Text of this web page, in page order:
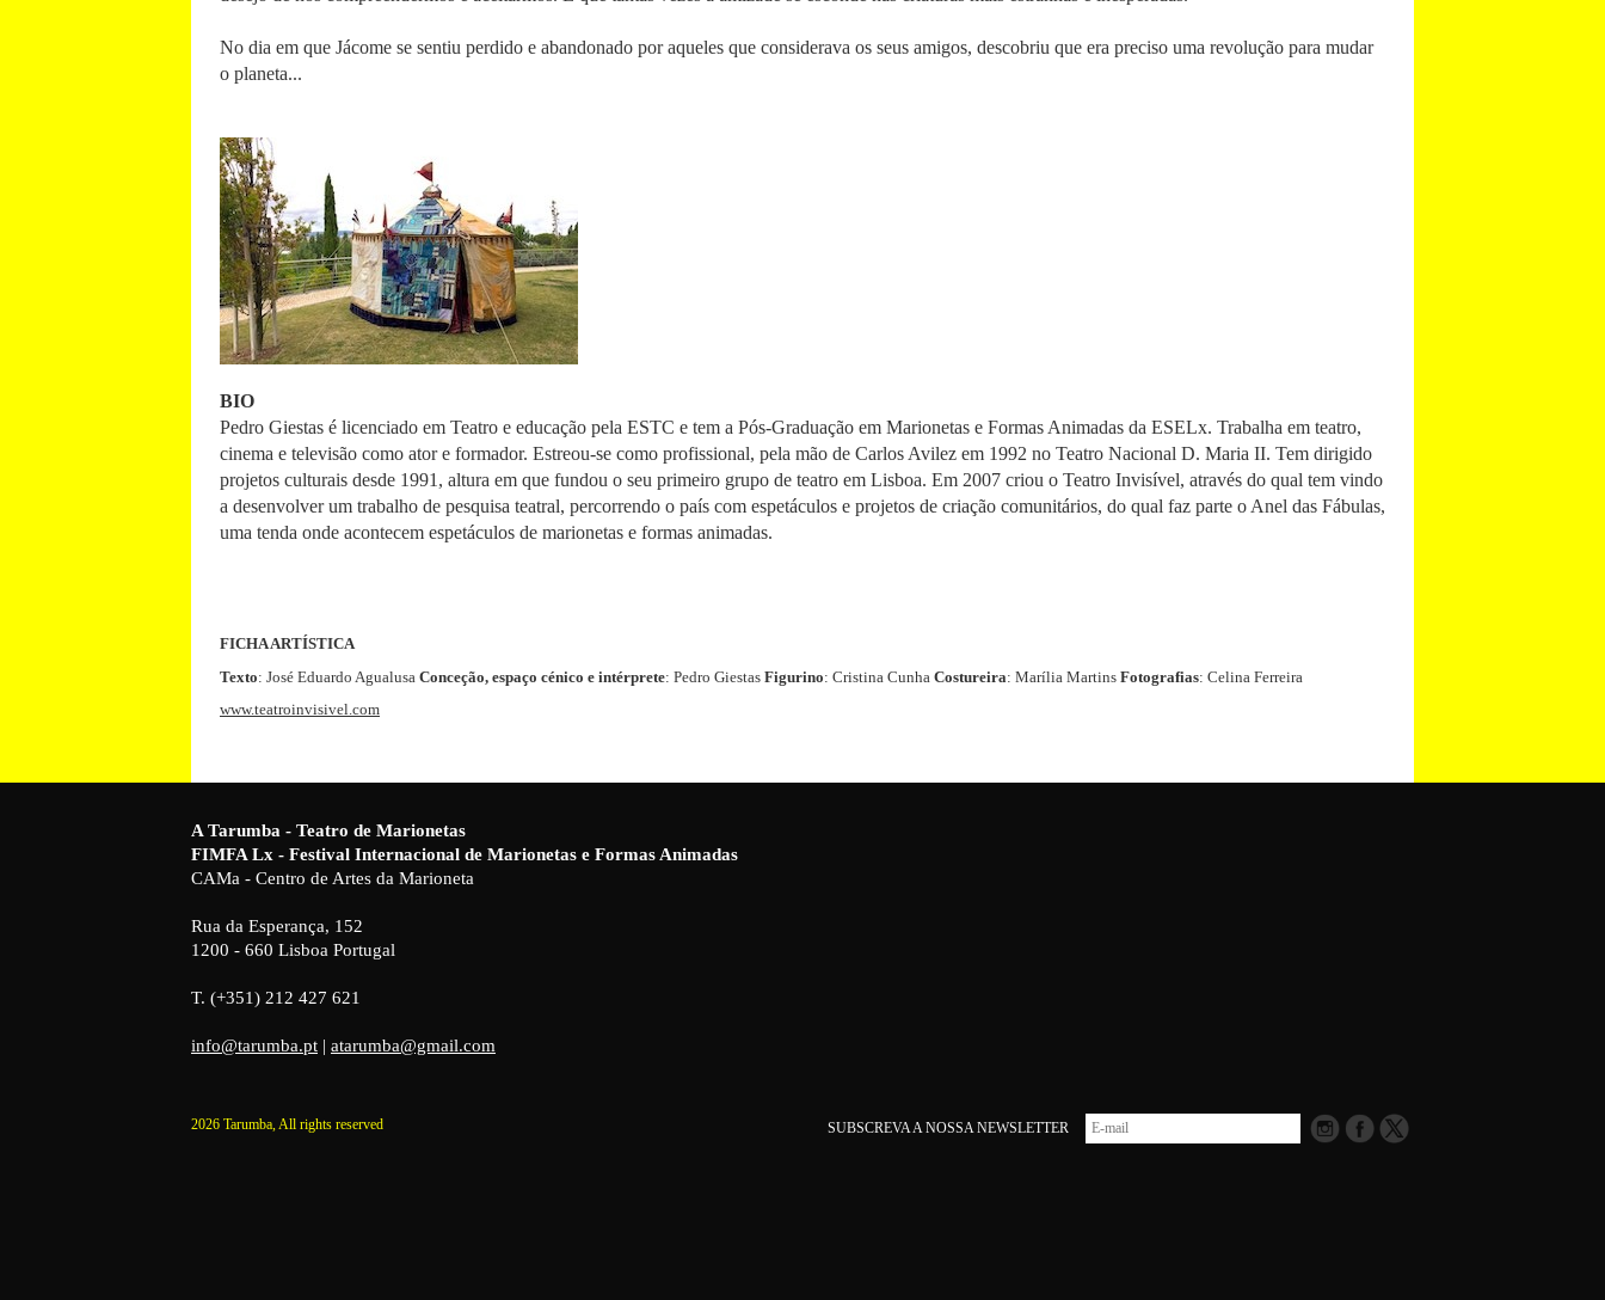
No dia em que Jácome se sentiu perdido e abandonado por aqueles que considerava os seus amigos, descobriu que era preciso uma revolução para mudar
o planeta...
BIO
Pedro Giestas é licenciado em Teatro e educação pela ESTC e tem a Pós-Graduação em Marionetas e Formas Animadas da ESELx. Trabalha em teatro,
cinema e televisão como ator e formador. Estreou-se como profissional, pela mão de Carlos Avilez em 1992 no Teatro Nacional D. Maria II. Tem dirigido
projetos culturais desde 1991, altura em que fundou o seu primeiro grupo de teatro em Lisboa. Em 2007 criou o Teatro Invisível, através do qual tem vindo
a desenvolver um trabalho de pesquisa teatral, percorrendo o país com espetáculos e projetos de criação comunitários, do qual faz parte o Anel das Fábulas,
uma tenda onde acontecem espetáculos de marionetas e formas animadas.
FICHA ARTÍSTICA
Texto: José Eduardo Agualusa Conceção, espaço cénico e intérprete: Pedro Giestas Figurino: Cristina Cunha Costureira: Marília Martins Fotografias: Celina Ferreira
www.teatroinvisivel.com
A Tarumba - Teatro de Marionetas
FIMFA Lx - Festival Internacional de Marionetas e Formas Animadas
CAMa - Centro de Artes da Marioneta
Rua da Esperança, 152
1200 - 660 Lisboa Portugal
T. (+351) 212 427 621
info@tarumba.pt | atarumba@gmail.com
2026 Tarumba, All rights reserved SUBSCREVA A NOSSA NEWSLETTER